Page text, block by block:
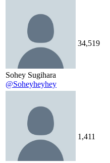
Sohey Sugihara
@Soheyheyhey
34,519
1,411